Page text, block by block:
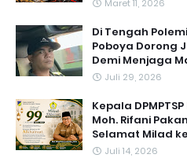
Maret 11, 2026
Di Tengah
Poboya Dorong
Demi Menjaga
Juli 29, 2026
Kepala
Moh. Rifani
Selamat Milad
Juli 14, 2026